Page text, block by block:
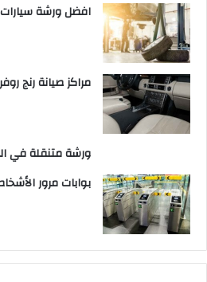
افضل ورشة
مراكز صيانة رنج
ورشة متنقلة في
بوابات مرور